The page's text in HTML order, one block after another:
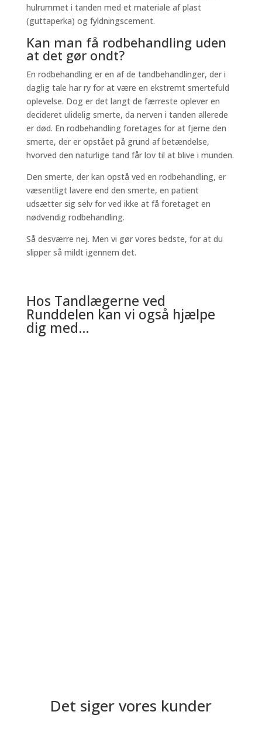
hulrummet i tanden med et materiale af plast
(guttaperka) og fyldningscement.
Kan man få rodbehandling uden
at det gør ondt?
En rodbehandling er en af de tandbehandlinger, der i
daglig tale har ry for at være en ekstremt smertefuld
oplevelse. Dog er det langt de færreste oplever en
decideret ulidelig smerte, da nerven i tanden allerede
er død. En rodbehandling foretages for at fjerne den
smerte, der er opstået på grund af betændelse,
hvorved den naturlige tand får lov til at blive i munden.
Den smerte, der kan opstå ved en rodbehandling, er
væsentligt lavere end den smerte, en patient
udsætter sig selv for ved ikke at få foretaget en
nødvendig rodbehandling.
Så desværre nej. Men vi gør vores bedste, for at du
slipper så mildt igennem det.
Hos Tandlægerne ved
Runddelen kan vi også hjælpe
dig med…
Det siger vores kunder